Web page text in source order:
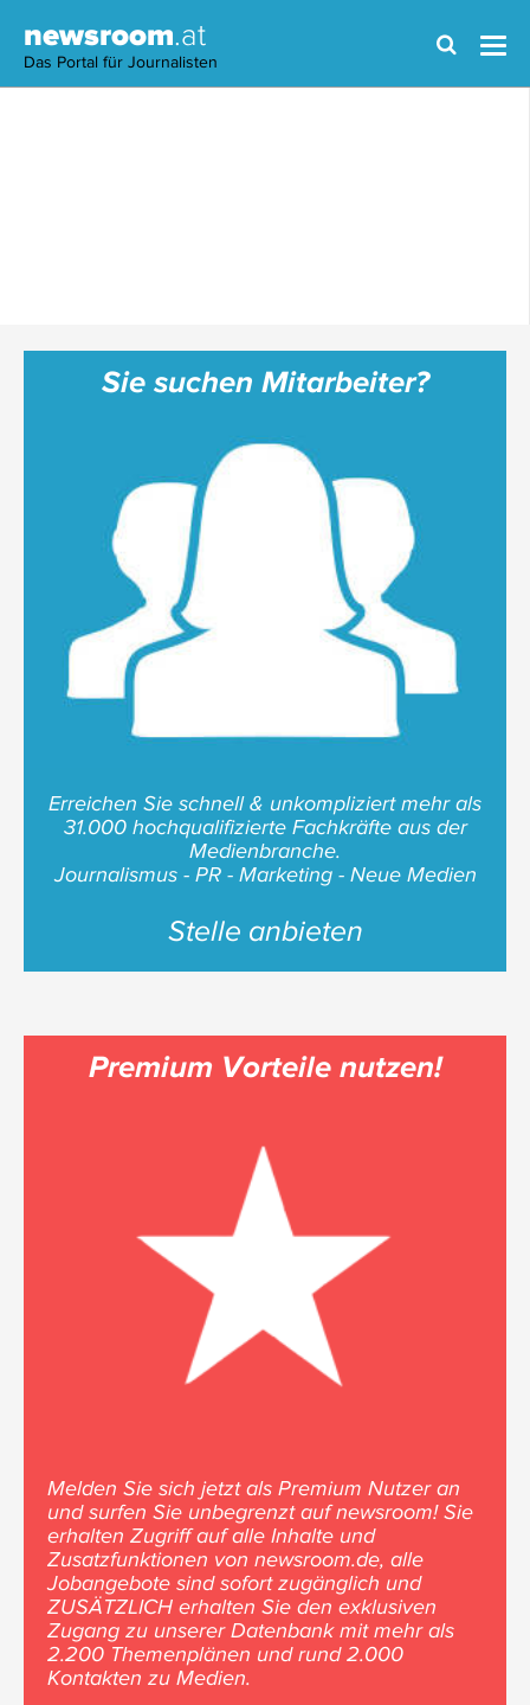
newsroom.at
Das Portal für Journalisten
Sie suchen Mitarbeiter?
Erreichen Sie schnell & unkompliziert mehr als
31.000 hochqualifizierte Fachkräfte aus der
Medienbranche.
Journalismus - PR - Marketing - Neue Medien
Stelle anbieten
Premium Vorteile nutzen!
Melden Sie sich jetzt als Premium Nutzer an
und surfen Sie unbegrenzt auf newsroom! Sie
erhalten Zugriff auf alle Inhalte und
Zusatzfunktionen von newsroom.de, alle
Jobangebote sind sofort zugänglich und
ZUSÄTZLICH erhalten Sie den exklusiven
Zugang zu unserer Datenbank mit mehr als
2.200 Themenplänen und rund 2.000
Kontakten zu Medien.